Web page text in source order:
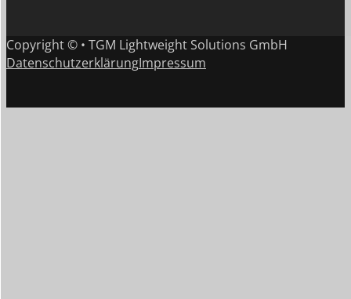
Copyright © • TGM Lightweight Solutions GmbH
DatenschutzerklärungImpressum